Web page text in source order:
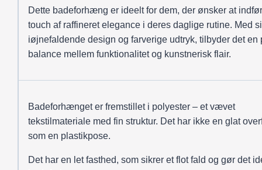
Dette badeforhæng er ideelt for dem, der ønsker at
touch af raffineret elegance i deres daglige rutine. Med
iøjnefaldende design og farverige udtryk, tilbyder det en
balance mellem funktionalitet og kunstnerisk flair.
Badeforhænget er fremstillet i polyester – et vævet
tekstilmateriale med fin struktur. Det har ikke en glat
som en plastikpose.
Det har en let fasthed, som sikrer et flot fald og gør det